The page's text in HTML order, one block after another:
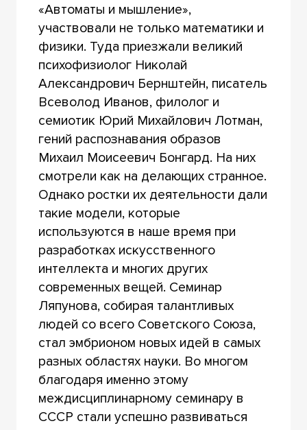
«Автоматы и мышление»,
участвовали не только математики и
физики. Туда приезжали великий
психофизиолог Николай
Александрович Бернштейн, писатель
Всеволод Иванов, филолог и
семиотик Юрий Михайлович Лотман,
гений распознавания образов
Михаил Моисеевич Бонгард. На них
смотрели как на делающих странное.
Однако ростки их деятельности дали
такие модели, которые
используются в наше время при
разработках искусственного
интеллекта и многих других
современных вещей. Семинар
Ляпунова, собирая талантливых
людей со всего Советского Союза,
стал эмбрионом новых идей в самых
разных областях науки. Во многом
благодаря именно этому
междисциплинарному семинару в
СССР стали успешно развиваться